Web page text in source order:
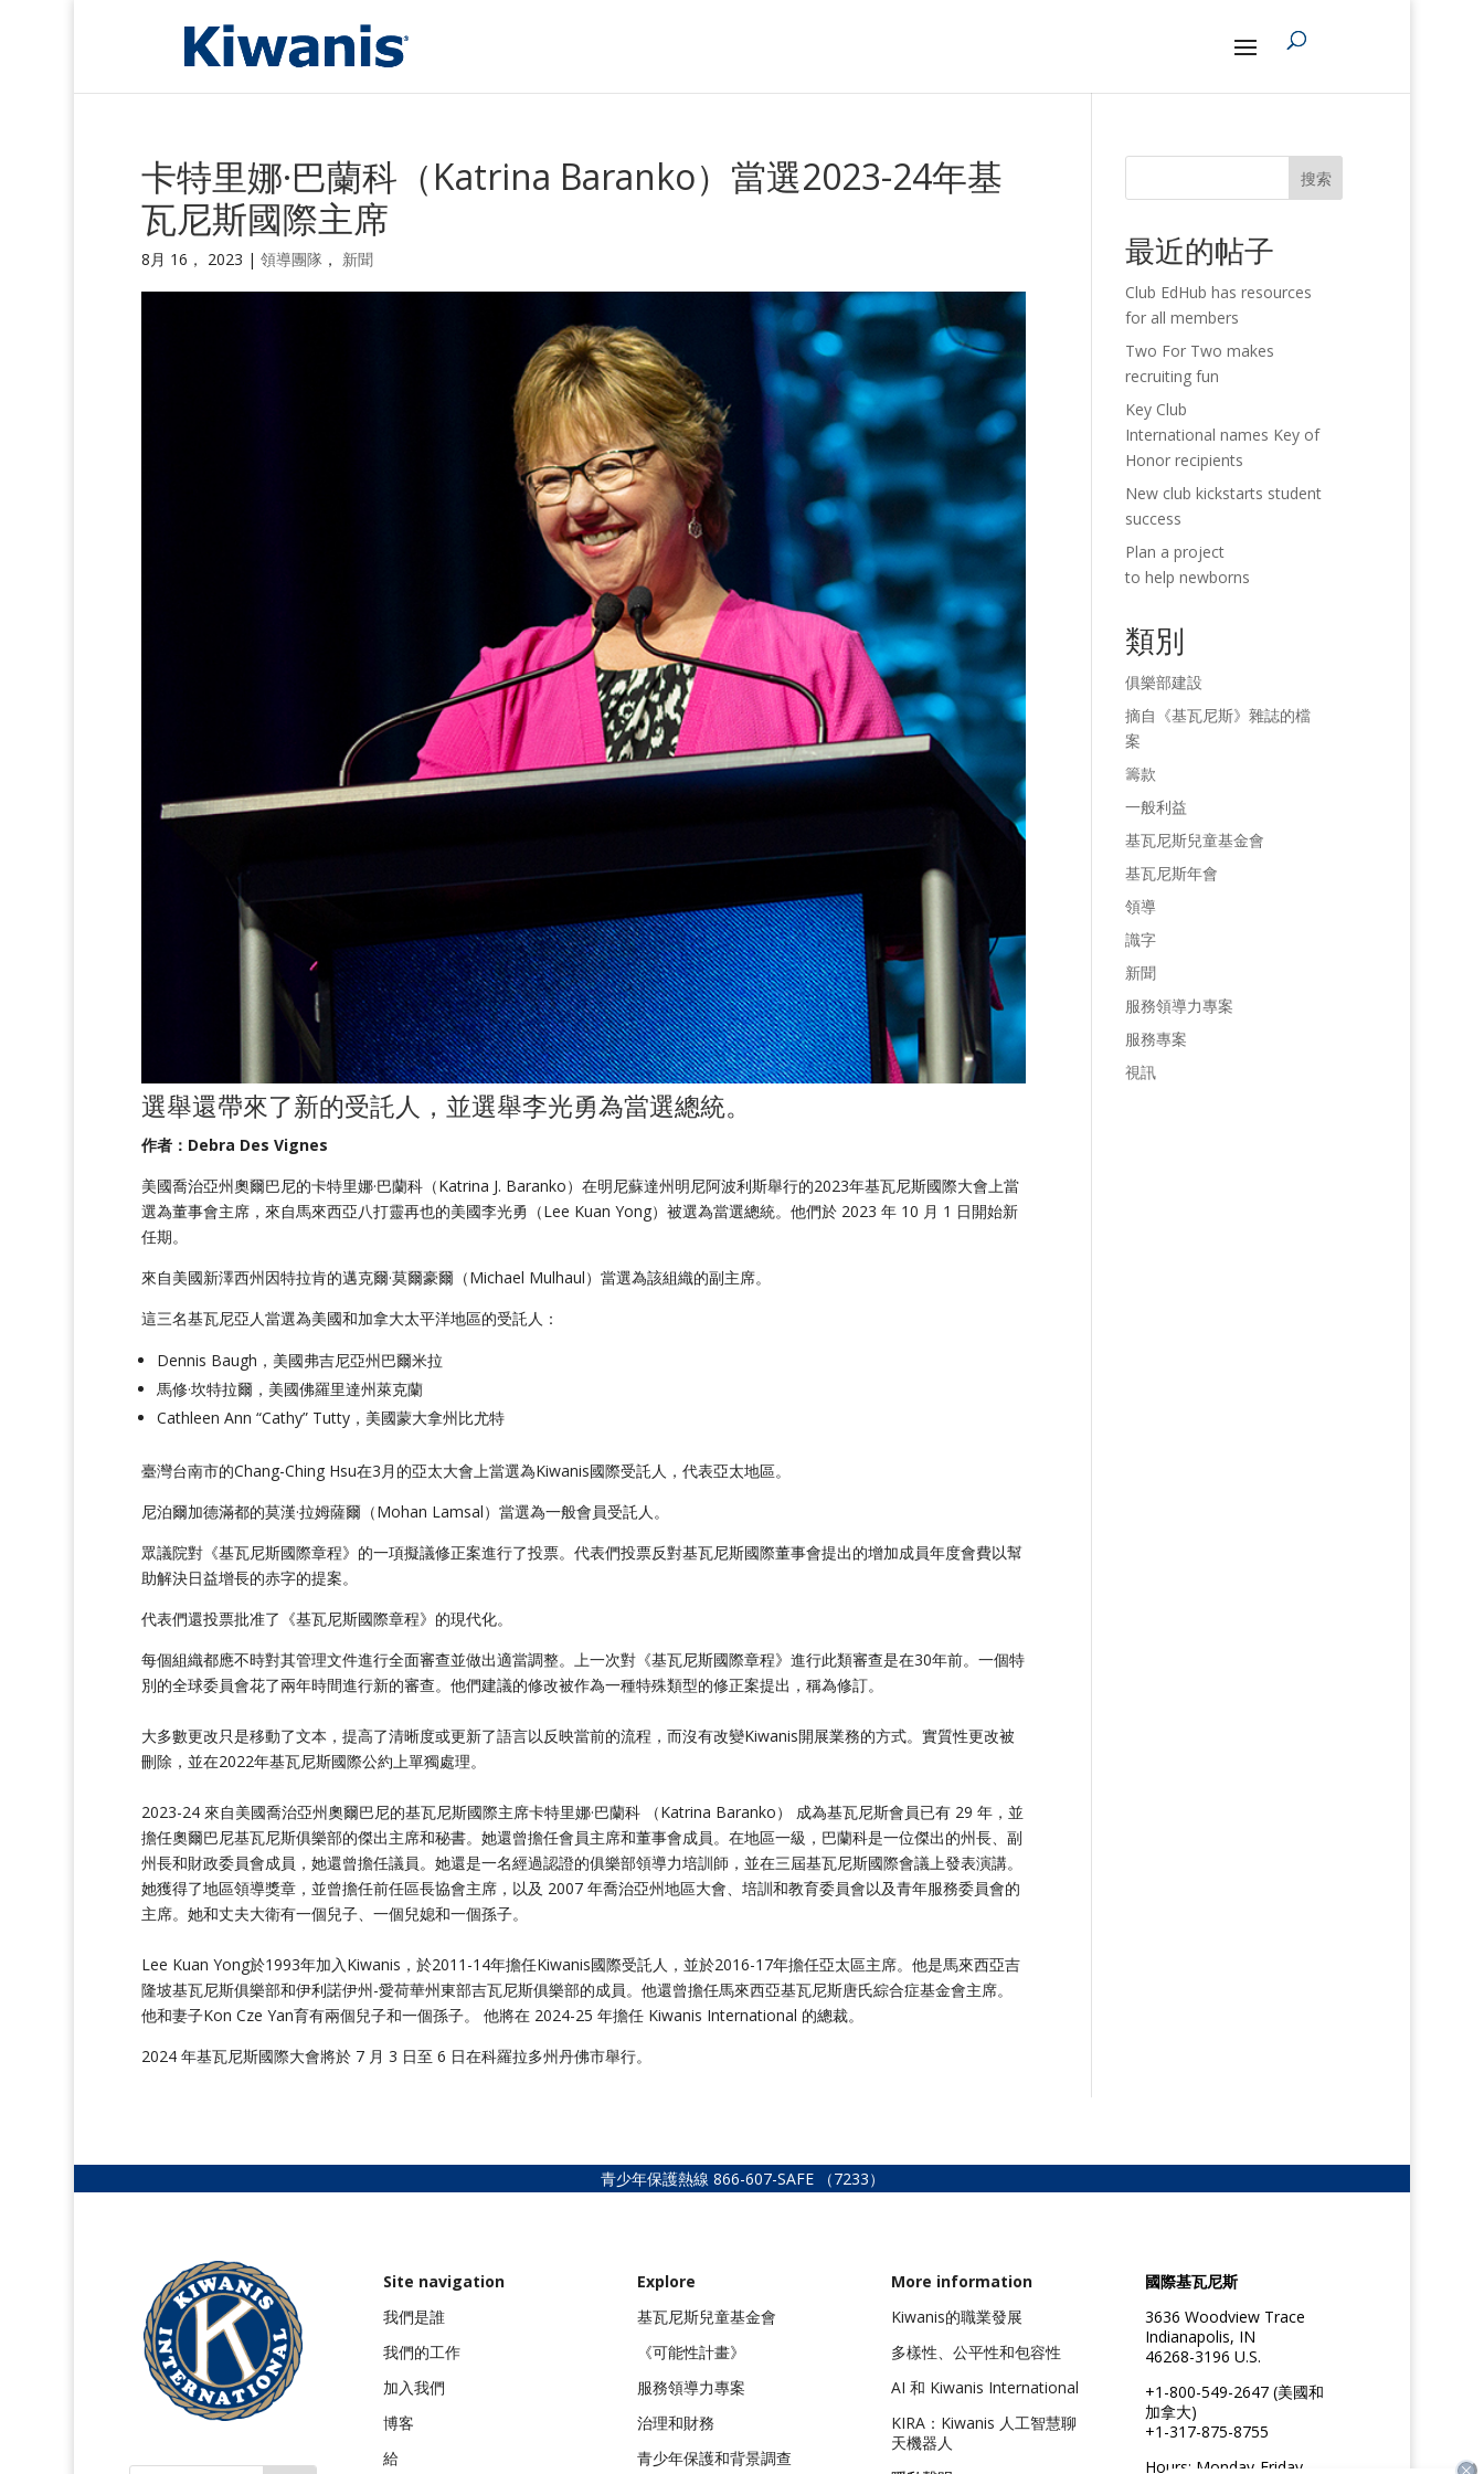
卡特里娜·巴蘭科（Katrina Baranko）當選2023-24年基
瓦尼斯國際主席
8月 16， 2023 | 領導團隊， 新聞
選舉還帶來了新的受託人，並選舉李光勇為當選總統。
作者：Debra Des Vignes
美國喬治亞州奧爾巴尼的卡特里娜·巴蘭科（Katrina J. Baranko）在明尼蘇達州明尼阿波利斯舉行的2023年基瓦尼斯國際大會上當
選為董事會主席，來自馬來西亞八打靈再也的美國李光勇（Lee Kuan Yong）被選為當選總統。他們於 2023 年 10 月 1 日開始新
任期。
來自美國新澤西州因特拉肯的邁克爾·莫爾豪爾（Michael Mulhaul） 當選為該組織的副主席。
這三名基瓦尼亞人當選為美國和加拿大太平洋地區的受託人：
Dennis Baugh，美國弗吉尼亞州巴爾米拉
馬修·坎特拉爾，美國佛羅里達州萊克蘭
Cathleen Ann “Cathy” Tutty，美國蒙大拿州比尤特
臺灣台南市的Chang-Ching Hsu在3月的亞太大會上當選為Kiwanis國際受託人，代表亞太地區。
尼泊爾加德滿都的莫漢·拉姆薩爾（Mohan Lamsal）當選為一般會員受託人。
眾議院對《基瓦尼斯國際章程》的一項擬議修正案進行了投票。代表們投票反對基瓦尼斯國際董事會提出的增加成員年度會費以幫
助解決日益增長的赤字的提案。
代表們還投票批准了《基瓦尼斯國際章程》的現代化。
每個組織都應不時對其管理文件進行全面審查並做出適當調整。上一次對《基瓦尼斯國際章程》進行此類審查是在30年前。一個特
別的全球委員會花了兩年時間進行新的審查。他們建議的修改被作為一種特殊類型的修正案提出，稱為修訂。
大多數更改只是移動了文本，提高了清晰度或更新了語言以反映當前的流程，而沒有改變Kiwanis開展業務的方式。實質性更改被
刪除，並在2022年基瓦尼斯國際公約上單獨處理。
2023-24 來自美國喬治亞州奧爾巴尼的基瓦尼斯國際主席卡特里娜·巴蘭科 （Katrina Baranko） 成為基瓦尼斯會員已有 29 年，並
擔任奧爾巴尼基瓦尼斯俱樂部的傑出主席和秘書。她還曾擔任會員主席和董事會成員。在地區一級，巴蘭科是一位傑出的州長、副
州長和財政委員會成員，她還曾擔任議員。她還是一名經過認證的俱樂部領導力培訓師，並在三屆基瓦尼斯國際會議上發表演講。
她獲得了地區領導獎章，並曾擔任前任區長協會主席，以及 2007 年喬治亞州地區大會、培訓和教育委員會以及青年服務委員會的
主席。她和丈夫大衛有一個兒子、一個兒媳和一個孫子。
Lee Kuan Yong於1993年加入Kiwanis，於2011-14年擔任Kiwanis國際受託人，並於2016-17年擔任亞太區主席。他是馬來西亞吉
隆坡基瓦尼斯俱樂部和伊利諾伊州-愛荷華州東部吉瓦尼斯俱樂部的成員。 他還曾擔任馬來西亞基瓦尼斯唐氏綜合症基金會主席。
他和妻子Kon Cze Yan育有兩個兒子和一個孫子。
他將在 2024-25 年擔任 Kiwanis International 的總裁。
2024 年基瓦尼斯國際大會將於 7 月 3 日至 6 日在科羅拉多州丹佛市舉行。
搜索
最近的帖子
Club EdHub has resources
for all members
Two For Two makes
recruiting fun
Key Club
International names Key of
Honor recipients
New club kickstarts student
success
Plan a project
to help newborns
類別
俱樂部建設
摘自《基瓦尼斯》雜誌的檔
案
籌款
一般利益
基瓦尼斯兒童基金會
基瓦尼斯年會
領導
識字
新聞
服務領導力專案
服務專案
視訊
青少年保護熱線 866-607-SAFE （7233）
Site navigation
我們是誰
我們的工作
加入我們
博客
給
Explore
基瓦尼斯兒童基金會
《可能性計畫》
服務領導力專案
治理和財務
青少年保護和背景調查
More information
Kiwanis的職業發展
多樣性、公平性和包容性
AI 和 Kiwanis International
KIRA：Kiwanis 人工智慧聊
天機器人
國際基瓦尼斯
3636 Woodview Trace
Indianapolis, IN
46268-3196 U.S.
+1-800-549-2647 (美國和
加拿大)
+1-317-875-8755
Hours: Monday-Friday